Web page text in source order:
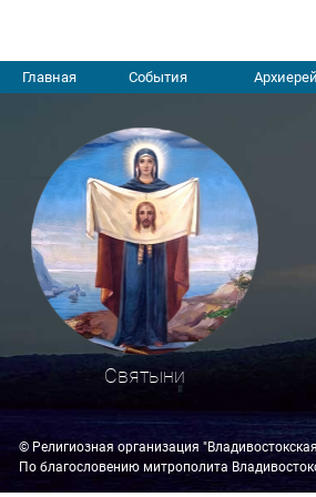
Главная События
Святыни
© Религиозная организация
По благословению митрополита